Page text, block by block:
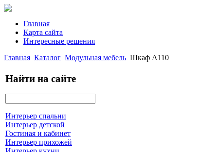
Главная
Карта сайта
Интересные решения
Главная Каталог Модульная мебель Шкаф А110
Найти на сайте
Интерьер спальни
Интерьер детской
Гостиная и кабинет
Интерьер прихожей